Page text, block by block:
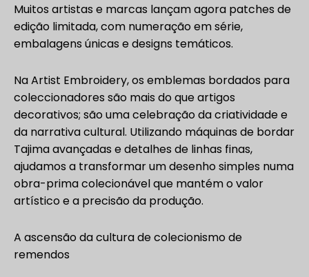
Muitos artistas e marcas lançam agora patches de
edição limitada, com numeração em série,
embalagens únicas e designs temáticos.
Na Artist Embroidery, os emblemas bordados para
coleccionadores são mais do que artigos
decorativos; são uma celebração da criatividade e
da narrativa cultural. Utilizando máquinas de bordar
Tajima avançadas e detalhes de linhas finas,
ajudamos a transformar um desenho simples numa
obra-prima colecionável que mantém o valor
artístico e a precisão da produção.
A ascensão da cultura de colecionismo de
remendos